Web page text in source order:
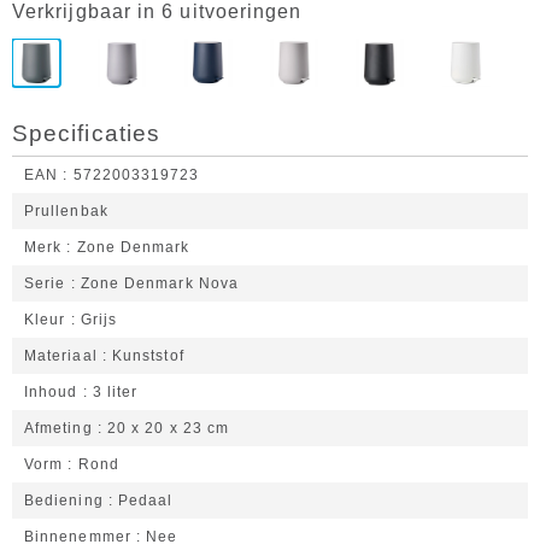
Verkrijgbaar in 6 uitvoeringen
Specificaties
EAN 5722003319723
Prullenbak
Merk Zone Denmark
Serie Zone Denmark Nova
Kleur Grijs
Materiaal Kunststof
Inhoud 3 liter
Afmeting 20 x 20 x 23 cm
Vorm Rond
Bediening Pedaal
Binnenemmer Nee